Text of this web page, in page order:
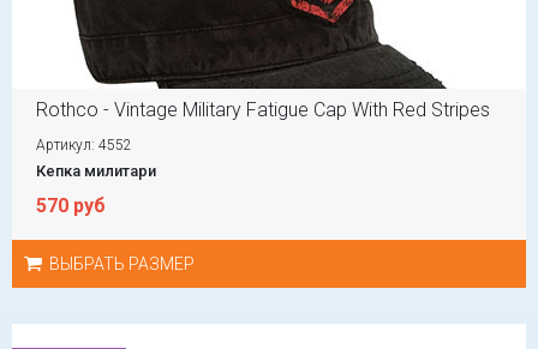
Rothco - Vintage Military Fatigue Cap With Red Stripes
Артикул: 4552
Кепка милитари
570 руб
ВЫБРАТЬ РАЗМЕР